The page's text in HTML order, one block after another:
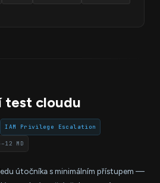
test cloudu
IAM Privilege Escalation
MD
útočníka s minimálním přístupem —